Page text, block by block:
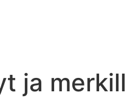
ja